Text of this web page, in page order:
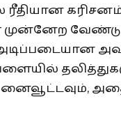
முன்னேற